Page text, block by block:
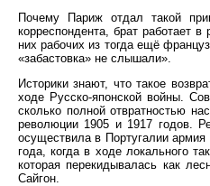
Почему Париж отдал такой
корреспондента, брат работает
них рабочих из тогда ещё
«забастовка» не слышали».
Историки знают, что такое
ходе Русско-японской войны.
сколько полной отвратностью
революции 1905 и 1917 годов.
осуществила в Португалии
года, когда в ходе локального
которая перекидывалась как
Сайгон.